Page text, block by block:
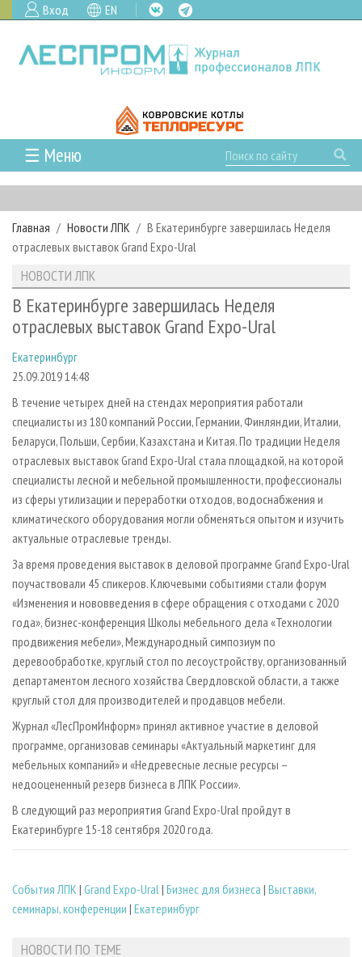
Вход EN
☰ Меню
ГЛАВНАЯ
РУБРИКИ И ТЕМЫ
РУБРИКИ ЖУРНАЛА
ЛЕСОЗАГОТОВКА
ЛЕСОПИЛЕНИЕ
СУШКА ДРЕВЕСИНЫ
ПРОИЗВОДСТВО ДРЕВЕСНЫХ ПЛИТ
ДЕРЕВЯННОЕ ДОМОСТРОЕНИЕ
ПРОИЗВОДСТВО МЕБЕЛИ
БИОЭНЕРГЕТИКА
ЦБП
ИНСТРУМЕНТ И МАТЕРИАЛЫ
НОВОСТИ
НОВОСТИ ЛПК
НОВОСТИ ЖУРНАЛА
ПРОЕКТЫ ЛПИ
АНАЛИТИКА
ПРЕДПРИЯТИЯ ЛПК
ПЕРСОНЫ
МОБИЛЬНЫЕ ВЫСТАВКИ
ОФИЦИАЛЬНЫЕ ДЕЛЕГАЦИИ
ПРИОРИТЕТНЫЕ ИНВЕСТПРОЕКТЫ
RUSSIAN FORESTRY REVIEW
ГАЗЕТА ЛЕСПРОМФОРУМ
БИБЛИОТЕКА СПЕЦИАЛИСТА
АРХИВ
АРХИВ ЖУРНАЛОВ
СТАТЬИ
О ЖУРНАЛЕ
ПОДПИСКА
КОНТАКТЫ
РЕКЛАМОДАТЕЛЯМ
РЕКЛАМА
РЕКЛАМА НА САЙТЕ
Главная Новости ЛПК
В Екатеринбурге завершилась Неделя
отраслевых выставок Grand Expo-Ural
НОВОСТИ ЛПК
В Екатеринбурге завершилась Неделя
отраслевых выставок Grand Expo-Ural
Екатеринбург
25.09.2019 14:48
В течение четырех дней на стендах мероприятия работали
специалисты из 180 компаний России, Германии, Финляндии, Италии,
Беларуси, Польши, Сербии, Казахстана и Китая. По традиции Неделя
отраслевых выставок Grand Expo-Ural стала площадкой, на которой
специалисты лесной и мебельной промышленности, профессионалы
из сферы утилизации и переработки отходов, водоснабжения и
климатического оборудования могли обменяться опытом и изучить
актуальные отраслевые тренды.
За время проведения выставок в деловой программе Grand Expo-Ural
поучаствовали 45 спикеров. Ключевыми событиями стали форум
«Изменения и нововведения в сфере обращения с отходами с 2020
года», бизнес-конференция Школы мебельного дела «Технологии
продвижения мебели», Международный симпозиум по
деревообработке, круглый стол по лесоустройству, организованный
департаментом лесного хозяйства Свердловской области, а также
круглый стол для производителей и продавцов мебели.
Журнал «ЛесПромИнформ» принял активное участие в деловой
программе, организовав семинары «Актуальный маркетинг для
мебельных компаний» и «Недревесные лесные ресурсы –
недооцененный резерв бизнеса в ЛПК России».
В следующий раз мероприятия Grand Expo-Ural пройдут в
Екатеринбурге 15-18 сентября 2020 года.
Cобытия ЛПК | Grand Expo-Ural| Бизнес для бизнеса | Выставки,
семинары, конференции | Екатеринбург
НОВОСТИ ПО ТЕМЕ